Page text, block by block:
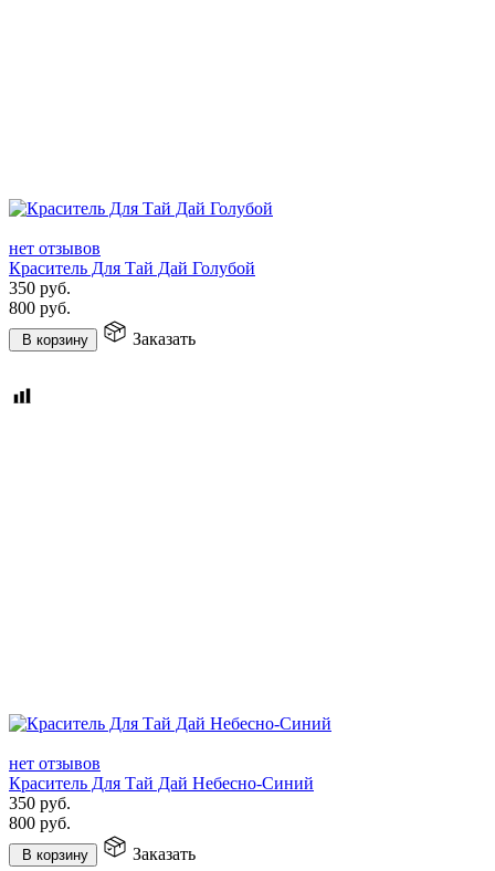
нет отзывов
Краситель Для Тай Дай Голубой
350 руб.
800 руб.
В корзину Заказать
нет отзывов
Краситель Для Тай Дай Небесно-Синий
350 руб.
800 руб.
В корзину Заказать